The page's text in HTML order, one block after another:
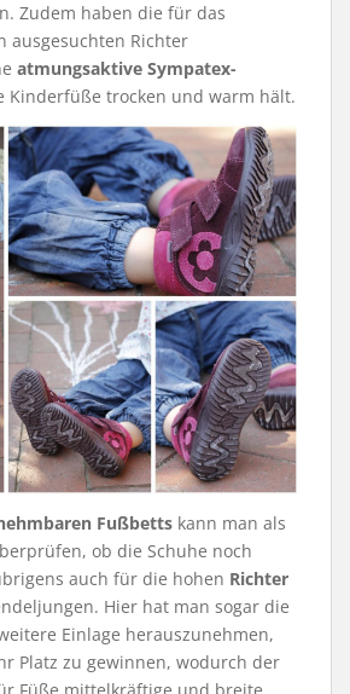
Zudem haben die für das
ausgesuchten Richter
atmungsaktive Sympatex-
Kinderfüße trocken und warm hält.
Fußbetts kann man als
ob die Schuhe noch
auch für die hohen Richter
Hier hat man sogar die
Einlage herauszunehmen,
Platz zu gewinnen, wodurch der